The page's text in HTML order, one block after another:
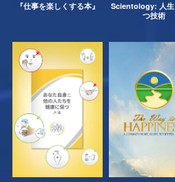
『仕事を楽しくする本』
Scientology: 人
つ技術